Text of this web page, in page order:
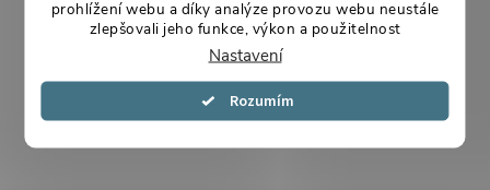
prohlížení webu a díky analýze provozu webu neustále
zlepšovali jeho funkce, výkon a použitelnost
Nastavení
Souhlasím